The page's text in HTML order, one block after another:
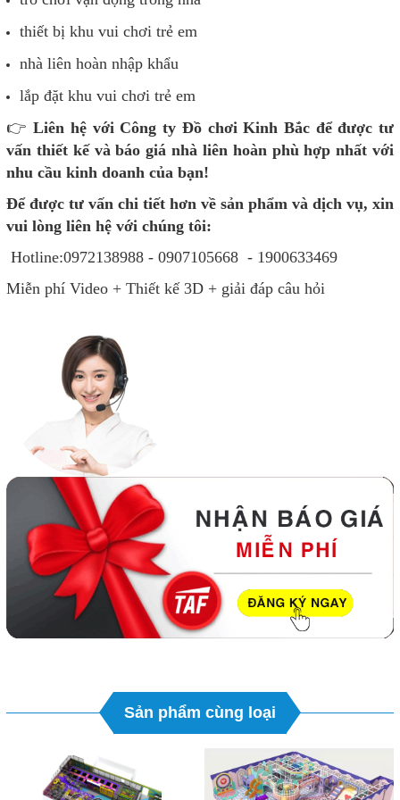
thiết bị khu vui chơi trẻ em
nhà liên hoàn nhập khẩu
lắp đặt khu vui chơi trẻ em
👉Liên hệ với Công ty Đồ chơi Kinh Bắc để được tư
vấn thiết kế và báo giá nhà liên hoàn phù hợp nhất với
nhu cầu kinh doanh của bạn!
Để được tư vấn chi tiết hơn về sản phẩm và dịch vụ, xin
vui lòng liên hệ với chúng tôi:
Hotline:0972138988 - 0907105668 - 1900633469
Miễn phí Video + Thiết kế 3D + giải đáp câu hỏi
Sản phẩm cùng loại